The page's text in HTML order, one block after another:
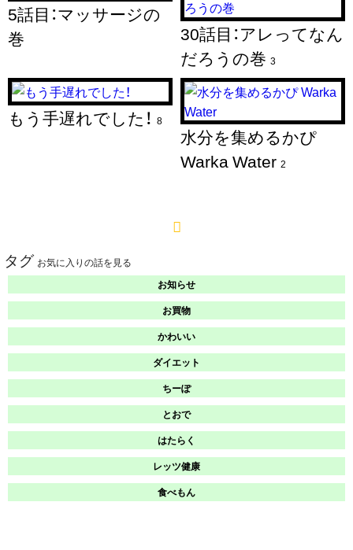
5話目：マッサージの
巻
30話目：アレってなん
だろうの巻 3
もう手遅れでした！ 8
水分を集めるかぴ
Warka Water 2
タグ お気に入りの話を見る
お知らせ
お買物
かわいい
ダイエット
ちーぽ
とおで
はたらく
レッツ健康
食べもん